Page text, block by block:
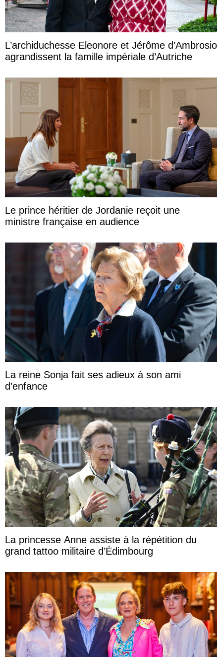
L’archiduchesse Eleonore et Jérôme d’Ambrosio
agrandissent la famille impériale d’Autriche
Le prince héritier de Jordanie reçoit une
ministre française en audience
La reine Sonja fait ses adieux à son ami
d’enfance
La princesse Anne assiste à la répétition du
grand tattoo militaire d’Édimbourg